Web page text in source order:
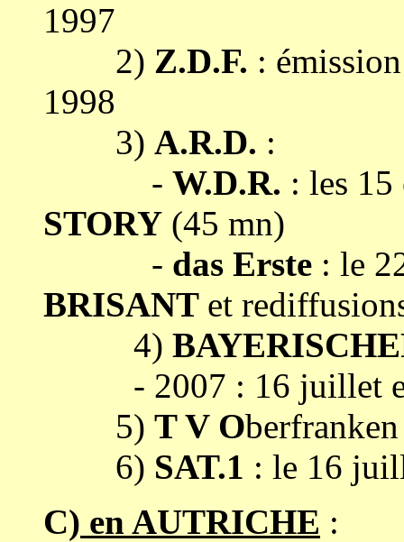
1997
2) Z.D.F. :
1998
3) A.R.D. :
- W.D.R. : les
STORY (45 mn)
- das Erste : le
BRISANT et
4)
- 2007 : 16 juillet
5) T V O
6) SAT.1 : le 16
C) en AUTRICHE :